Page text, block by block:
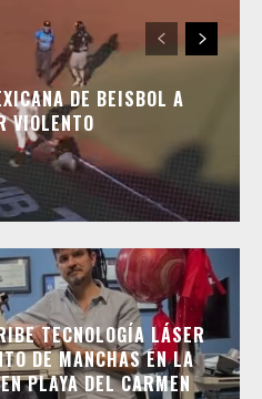
DE BEISBOL A
VIOLENTO
TECNOLOGÍA LÁSER
DE MANCHAS EN LA
PLAYA DEL CARMEN